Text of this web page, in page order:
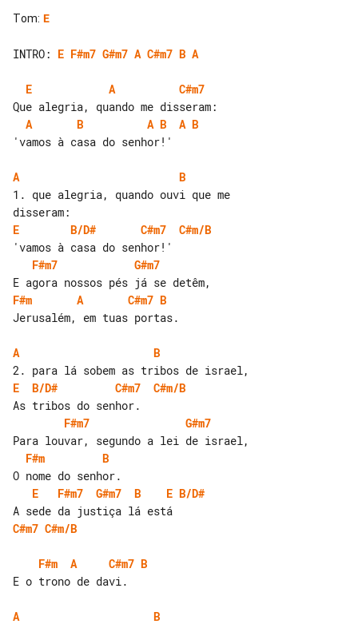
Tom: E
INTRO: E F#m7 G#m7 A C#m7 B A
E A
C#m7
A
B A B A B
'vamos à casa do senhor!'
A
B
1. que alegria, quando ouvi que me
E
B/D# C#m7
C#m/B
F#m7
G#m7
F#m
A C#m7 B
Jerusalém, em tuas portas.
A
B
E
B/D# C#m7
C#m/B
F#m7
G#m7
F#m
B
E
F#m7 G#m7 B E B/D#
C#m7 C#m/B
F#m A C#m7 B
E o trono de davi.
A
B